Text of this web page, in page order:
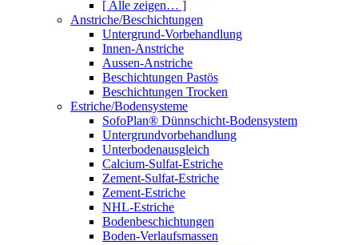
[ Alle zeigen… ]
Anstriche/Beschichtungen
Untergrund-Vorbehandlung
Innen-Anstriche
Aussen-Anstriche
Beschichtungen Pastös
Beschichtungen Trocken
Estriche/Bodensysteme
SofoPlan® Dünnschicht-Bodensystem
Untergrundvorbehandlung
Unterbodenausgleich
Calcium-Sulfat-Estriche
Zement-Sulfat-Estriche
Zement-Estriche
NHL-Estriche
Bodenbeschichtungen
Boden-Verlaufsmassen